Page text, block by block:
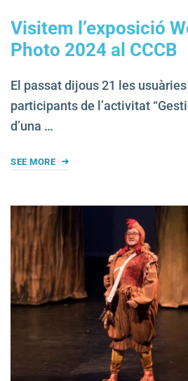
Visitem l’exposició
Photo 2024 al CCCB
El passat dijous 21 les
participants de l’activitat
d’una …
SEE MORE